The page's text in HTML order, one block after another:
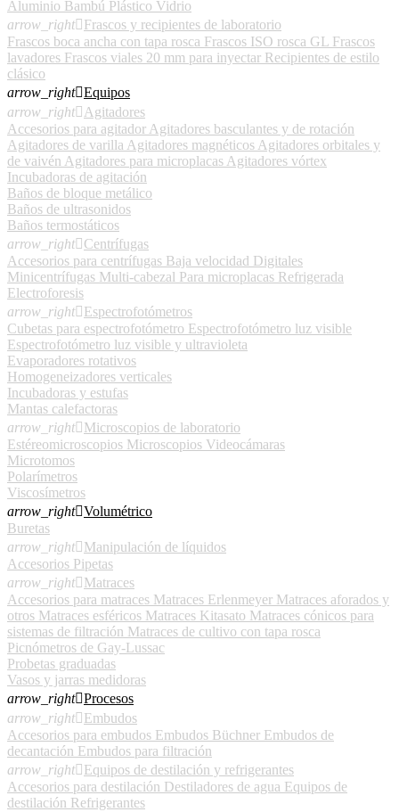
Aluminio Bambú Plástico Vidrio
arrow_right Frascos y recipientes de laboratorio
Frascos boca ancha con tapa rosca Frascos ISO rosca GL Frascos
lavadores Frascos viales 20 mm para inyectar Recipientes de estilo
clásico
arrow_rightEquipos
arrow_right Agitadores
Accesorios para agitador Agitadores basculantes y de rotación
Agitadores de varilla Agitadores magnéticos Agitadores orbitales y
de vaivén Agitadores para microplacas Agitadores vórtex
Incubadoras de agitación
Baños de bloque metálico
Baños de ultrasonidos
Baños termostáticos
arrow_right Centrífugas
Accesorios para centrífugas Baja velocidad Digitales
Minicentrífugas Multi-cabezal Para microplacas Refrigerada
Electroforesis
arrow_right Espectrofotómetros
Cubetas para espectrofotómetro Espectrofotómetro luz visible
Espectrofotómetro luz visible y ultravioleta
Evaporadores rotativos
Homogeneizadores verticales
Incubadoras y estufas
Mantas calefactoras
arrow_right Microscopios de laboratorio
Estéreomicroscopios Microscopios Videocámaras
Microtomos
Polarímetros
Viscosímetros
arrow_rightVolumétrico
Buretas
arrow_right Manipulación de líquidos
Accesorios Pipetas
arrow_right Matraces
Accesorios para matraces Matraces Erlenmeyer Matraces aforados y
otros Matraces esféricos Matraces Kitasato Matraces cónicos para
sistemas de filtración Matraces de cultivo con tapa rosca
Picnómetros de Gay-Lussac
Probetas graduadas
Vasos y jarras medidoras
arrow_rightProcesos
arrow_right Embudos
Accesorios para embudos Embudos Büchner Embudos de
decantación Embudos para filtración
arrow_right Equipos de destilación y refrigerantes
Accesorios para destilación Destiladores de agua Equipos de
destilación Refrigerantes